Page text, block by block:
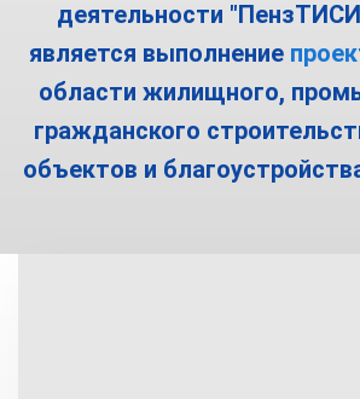
деятельности
является выполнение
области жилищного,
гражданского
объектов и